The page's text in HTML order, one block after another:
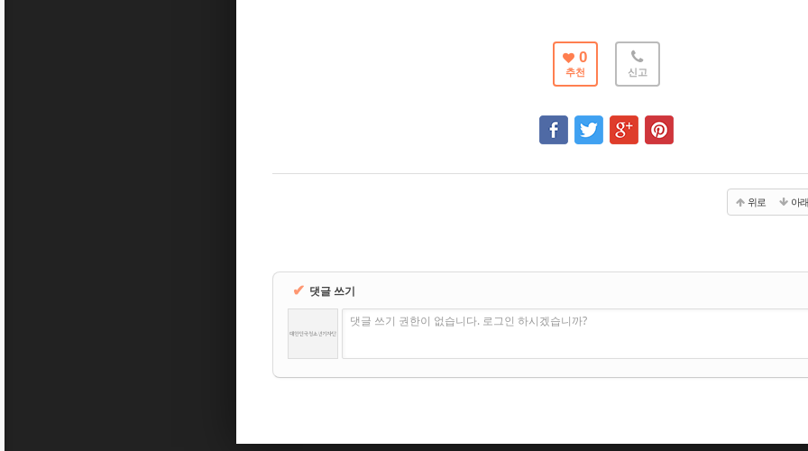
0
추천 신고
위로 아
✔ 댓글 쓰기
댓글 쓰기 권한이 없습니다. 로그인 하시겠습니까?